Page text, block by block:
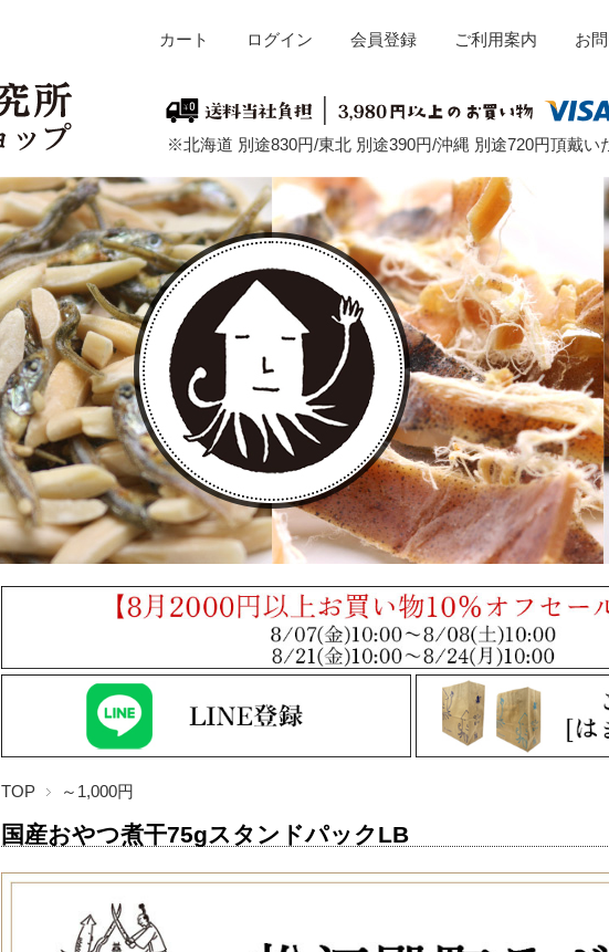
※北海道 別途830円/東北 別途390円/沖縄 別途720円頂戴い
カート ログイン 会員登録 ご利用案内 お
TOP ～1,000円
国産おやつ煮干75gスタンドパックLB